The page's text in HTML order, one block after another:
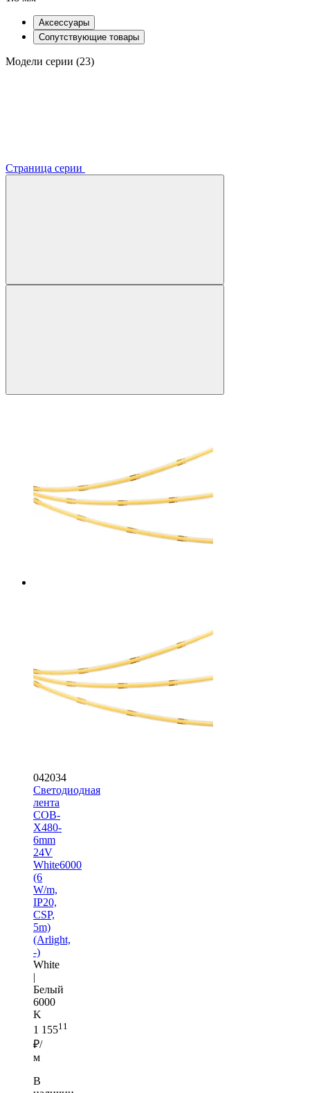
Аксессуары
Сопутствующие товары
Модели серии (23)
Страница серии
042034
Светодиодная
лента
COB-
X480-
6mm
24V
White6000
(6
W/m,
IP20,
CSP,
5m)
(Arlight,
-)
White
|
Белый
6000
K
1 15511
₽/
м
В